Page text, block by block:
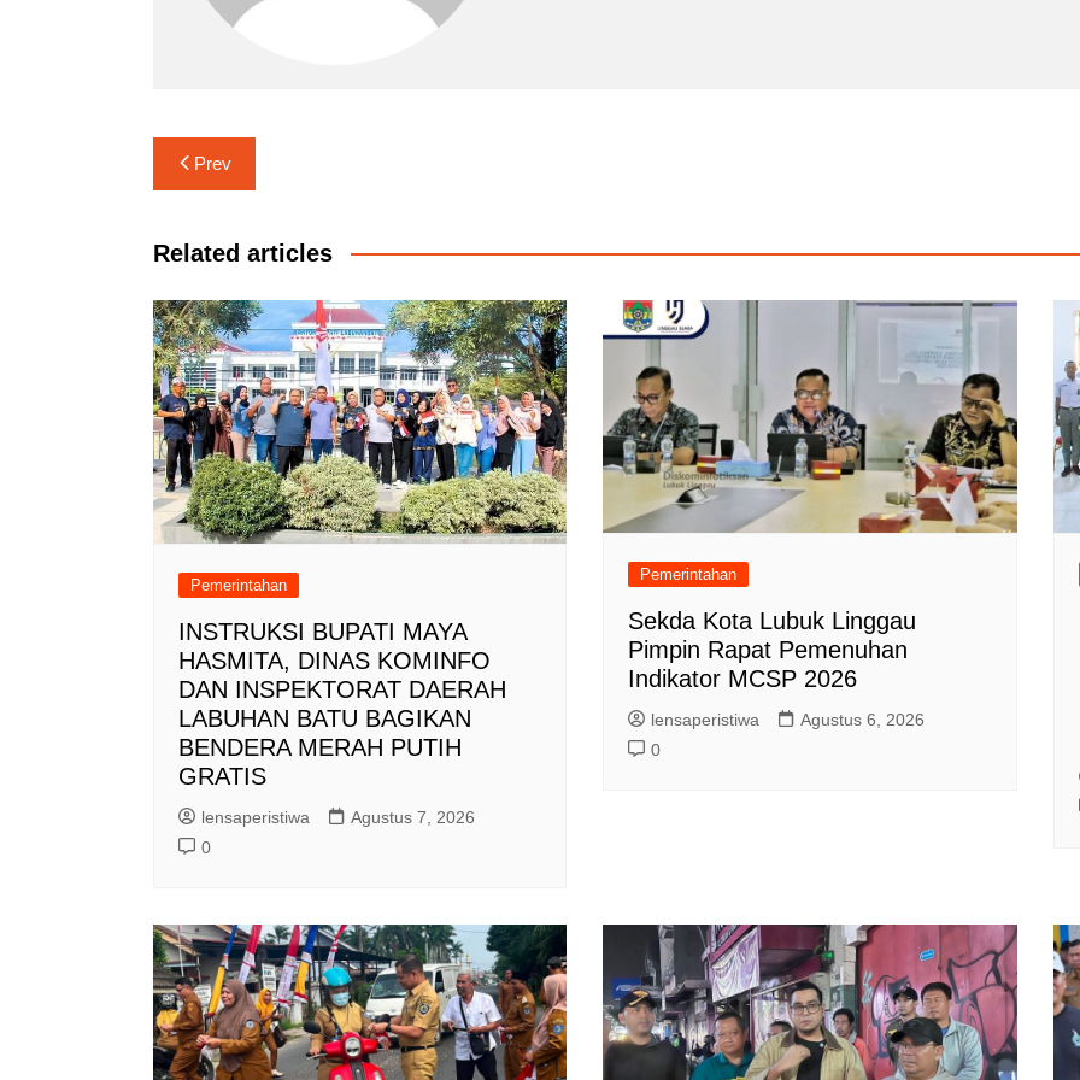
Navigasi
pos
Prev
Related articles
Pemerintahan
INSTRUKSI BUPATI MAYA
HASMITA, DINAS KOMINFO
DAN INSPEKTORAT DAERAH
LABUHAN BATU BAGIKAN
BENDERA MERAH PUTIH
GRATIS
lensaperistiwa
Agustus 7, 2026
0
Pemerintahan
Sekda Kota Lubuk Linggau
Pimpin Rapat Pemenuhan
Indikator MCSP 2026
lensaperistiwa
Agustus 6, 2026
0